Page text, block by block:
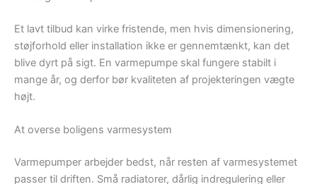
Et lavt tilbud kan virke fristende, men hvis dimensionering,
støjforhold eller installation ikke er gennemtænkt, kan det
blive dyrt på sigt. En varmepumpe skal fungere stabilt i
mange år, og derfor bør kvaliteten af projekteringen vægte
højt.
At overse boligens varmesystem
Varmepumper arbejder bedst, når resten af varmesystemet
passer til driften. Små radiatorer, dårlig indregulering eller